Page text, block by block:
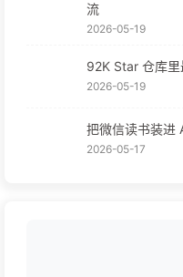
流
2026-05-19
92K Star 仓库
2026-05-19
把微信读书装进
2026-05-17